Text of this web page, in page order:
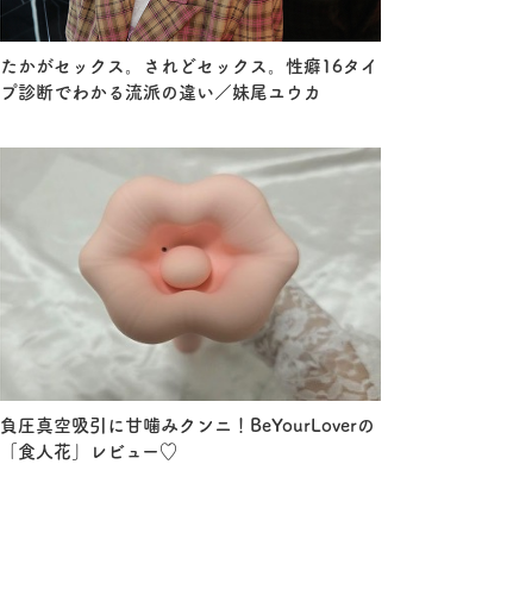
たかがセックス。されどセックス。性癖16タイ
プ診断でわかる流派の違い／妹尾ユウカ
負圧真空吸引に甘噛みクンニ！BeYourLoverの
「食人花」レビュー♡